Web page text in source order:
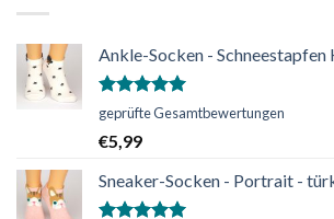
Ankle-Socken - Schneestapfen
Bewertet
von 5
geprüfte Gesamtbewertungen
€5,99
Sneaker-Socken - Portrait -